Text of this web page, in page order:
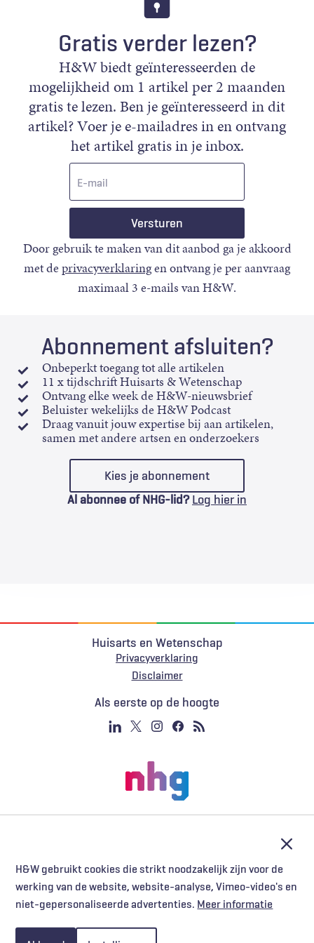
H&W gebruikt cookies die strikt noodzakelijk zijn voor de
werking van de website, website-analyse, Vimeo-video's en
niet-gepersonaliseerde advertenties. Meer informatie
Gratis verder lezen?
H&W biedt geïnteresseerden de
mogelijkheid om 1 artikel per 2 maanden
gratis te lezen. Ben je geïnteresseerd in dit
artikel? Voer je e-mailadres in en ontvang
het artikel gratis in je inbox.
Door gebruik te maken van dit aanbod ga je akkoord
met deprivacyverklaringen ontvang je per aanvraag
maximaal 3 e-mails van H&W.
Abonnement afsluiten?
Onbeperkt toegang tot alle artikelen
11 x tijdschrift Huisarts & Wetenschap
Ontvang elke week de H&W-nieuwsbrief
Beluister wekelijks de H&W Podcast
Draag vanuit jouw expertise bij aan artikelen,
samen met andere artsen en onderzoekers
Kies je abonnement
Al abonnee of NHG-lid? Log hier in
Huisarts en Wetenschap
Privacyverklaring
Voet
Disclaimer
Als eerste op de hoogte